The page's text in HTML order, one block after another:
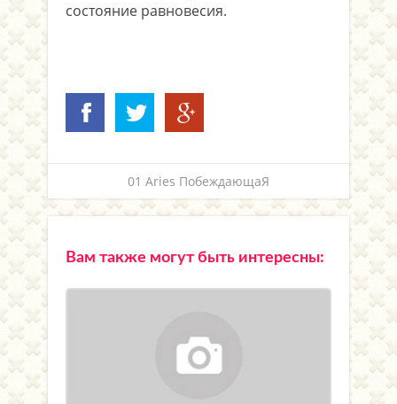
состояние равновесия.
01 Aries ПобеждающаЯ
Вам также могут быть интересны: